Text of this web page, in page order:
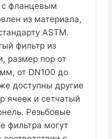
с фланцевым
из материала,
ASTM.
фильтр из
размер пор от
от DN100 до
доступны другие
ячеек и сетчатый
Резьбовые
фильтра могут